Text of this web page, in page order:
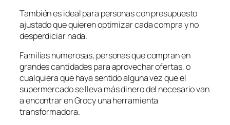
También es ideal para personas con presupuesto
ajustado que quieren optimizar cada compra y no
desperdiciar nada.
Familias numerosas, personas que compran en
grandes cantidades para aprovechar ofertas, o
cualquiera que haya sentido alguna vez que el
supermercado se lleva más dinero del necesario van
a encontrar en Grocy una herramienta
transformadora.